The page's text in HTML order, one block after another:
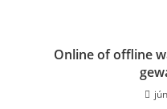
Online of offline